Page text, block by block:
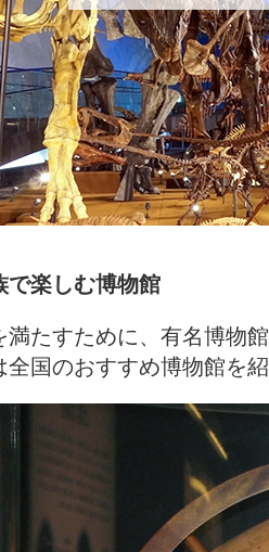
で楽しむ博物館
たすために、有名博物
国のおすすめ博物館を紹